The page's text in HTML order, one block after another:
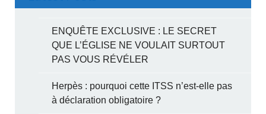
ENQUÊTE EXCLUSIVE : LE SECRET
QUE L’ÉGLISE NE VOULAIT SURTOUT
PAS VOUS RÉVÉLER
Herpès : pourquoi cette ITSS n’est-elle pas
à déclaration obligatoire ?